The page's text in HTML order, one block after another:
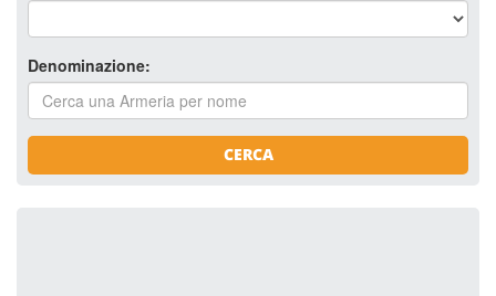
Denominazione:
CERCA